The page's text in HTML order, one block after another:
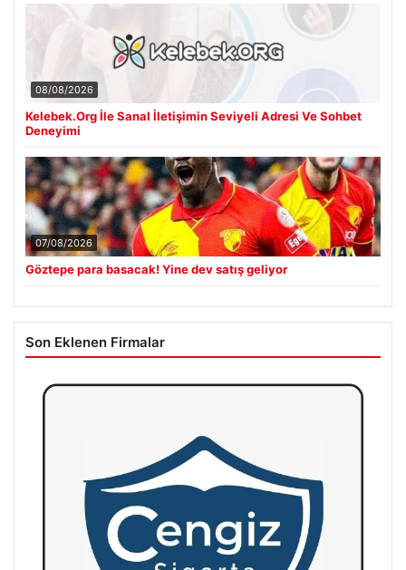
08/08/2026
Kelebek.Org İle Sanal İletişimin Seviyeli Adresi Ve Sohbet
Deneyimi
07/08/2026
Göztepe para basacak! Yine dev satış geliyor
Son Eklenen Firmalar